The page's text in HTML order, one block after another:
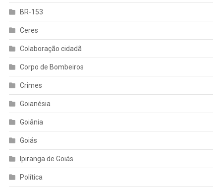
BR-153
Ceres
Colaboração cidadã
Corpo de Bombeiros
Crimes
Goianésia
Goiânia
Goiás
Ipiranga de Goiás
Política